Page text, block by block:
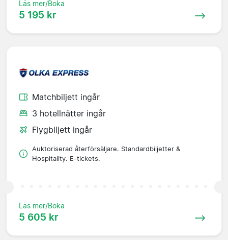
Läs mer/Boka
5 195 kr
Matchbiljett ingår
3 hotellnätter ingår
Flygbiljett ingår
Auktoriserad återförsäljare. Standardbiljetter &
Hospitality. E-tickets.
Läs mer/Boka
5 605 kr